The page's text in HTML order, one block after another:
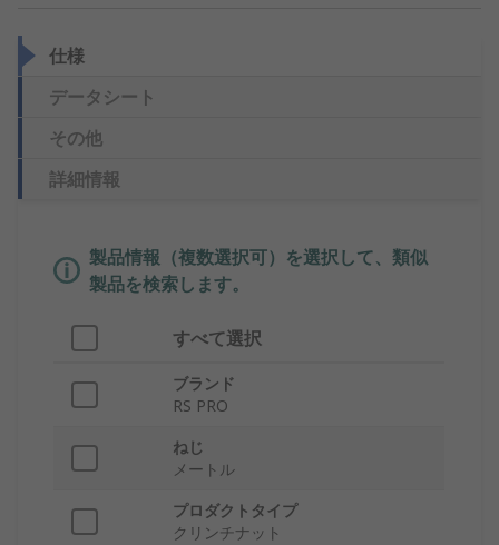
仕様
データシート
その他
詳細情報
製品情報（複数選択可）を選択して、類似
製品を検索します。
すべて選択
ブランド
RS PRO
ねじ
メートル
プロダクトタイプ
クリンチナット